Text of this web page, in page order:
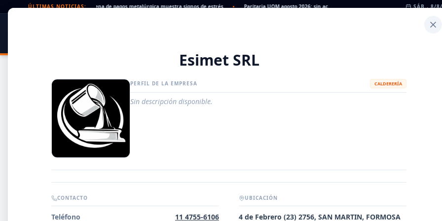
ÚLTIMAS NOTICIAS:
rechazados en alza: la cadena de pagos metalúrgica muestra signos de estrés • Paritaria UOM agosto 2026: sin acuerdo, siguen vigentes los valores de abril •
SÁB., 8/
DISTRIBUIDORES METALÚRGICAS FABRICANTES
Esimet SRL
PERFIL DE LA EMPRESA CALDERERÍA
Sin descripción disponible.
CONTACTO
Teléfono 11 4755-6106
UBICACIÓN
4 de Febrero (23) 2756, SAN MARTIN, FORMOSA